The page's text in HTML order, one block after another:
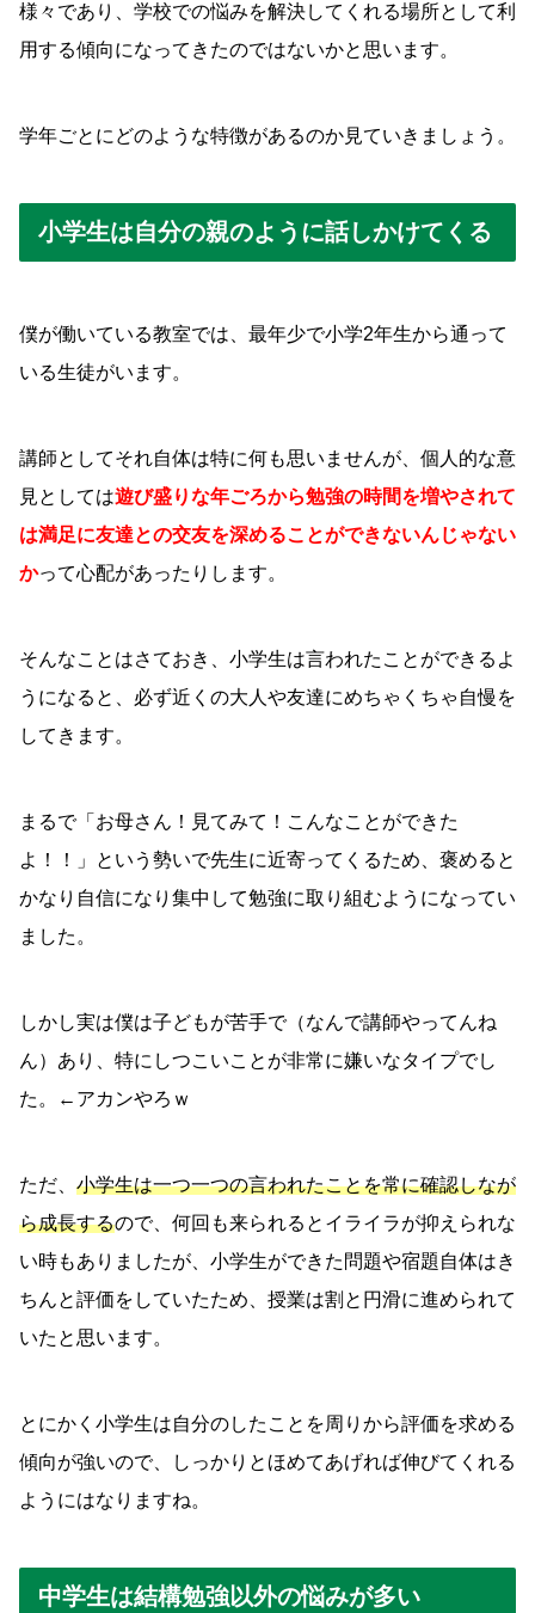
様々であり、学校での悩みを解決してくれる場所として利
用する傾向になってきたのではないかと思います。
学年ごとにどのような特徴があるのか見ていきましょう。
小学生は自分の親のように話しかけてくる
僕が働いている教室では、最年少で小学2年生から通って
いる生徒がいます。
講師としてそれ自体は特に何も思いませんが、個人的な意
見としては遊び盛りな年ごろから勉強の時間を増やされて
は満足に友達との交友を深めることができないんじゃない
かって心配があったりします。
そんなことはさておき、小学生は言われたことができるよ
うになると、必ず近くの大人や友達にめちゃくちゃ自慢を
してきます。
まるで「お母さん！見てみて！こんなことができた
よ！！」という勢いで先生に近寄ってくるため、褒めると
かなり自信になり集中して勉強に取り組むようになってい
ました。
しかし実は僕は子どもが苦手で（なんで講師やってんね
ん）あり、特にしつこいことが非常に嫌いなタイプでし
た。←アカンやろｗ
ただ、 小学生は一つ一つの言われたことを常に確認しなが
ら成長するので、何回も来られるとイライラが抑えられな
い時もありましたが、小学生ができた問題や宿題自体はき
ちんと評価をしていたため、授業は割と円滑に進められて
いたと思います。
とにかく小学生は自分のしたことを周りから評価を求める
傾向が強いので、しっかりとほめてあげれば伸びてくれる
ようにはなりますね。
中学生は結構勉強以外の悩みが多い